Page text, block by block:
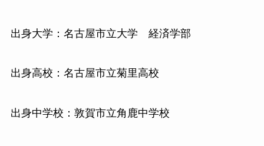
出身大学：名古屋市立大学 経済学部
出身高校：名古屋市立菊里高校
出身中学校：敦賀市立角鹿中学校